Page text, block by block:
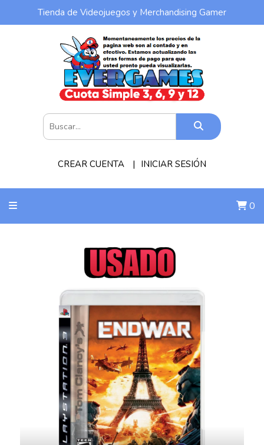
Tienda de Videojuegos y Merchandising Gamer
CREAR CUENTA INICIAR SESIÓN
0